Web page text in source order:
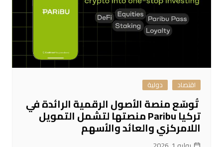
اقتصاد دولية
تُوسّع منصة الأصول الرقمية الرائدة في
تركيا Paribu منصتها لتشمل التمويل
اللامركزي والعائد والأسهم